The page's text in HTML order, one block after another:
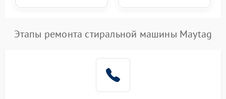
Этапы ремонта стиральной машины Maytag